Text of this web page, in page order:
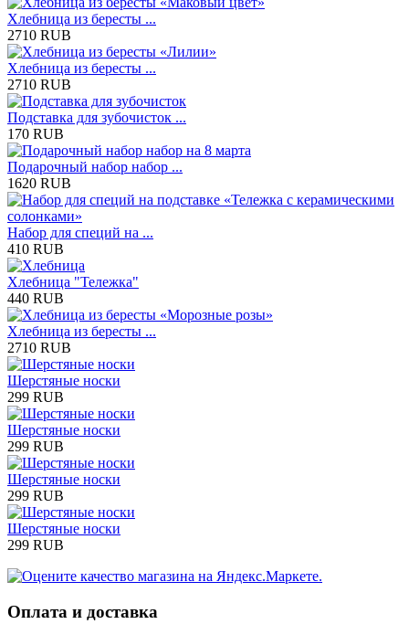
Хлебница из бересты ...
2710 RUB
Хлебница из бересты ...
2710 RUB
Подставка для зубочисток ...
170 RUB
Подарочный набор набор ...
1620 RUB
Набор для специй на ...
410 RUB
Хлебница "Тележка"
440 RUB
Хлебница из бересты ...
2710 RUB
Шерстяные носки
299 RUB
Шерстяные носки
299 RUB
Шерстяные носки
299 RUB
Шерстяные носки
299 RUB
Оплата и доставка